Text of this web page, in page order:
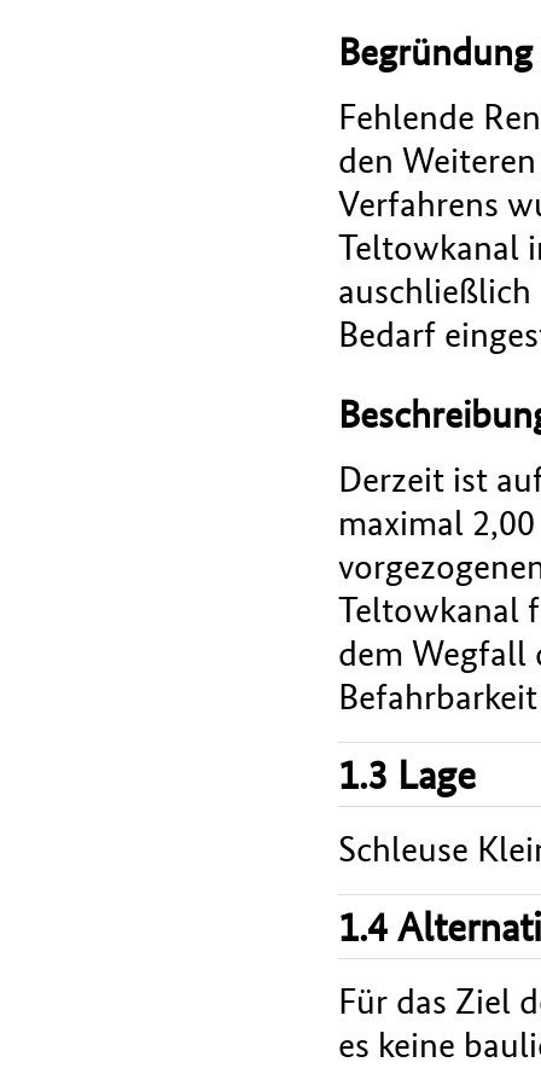
Fehlende
den
Verfahrens
Teltowkanal
Bedarf
Derzeit ist
maximal
Teltowkanal
dem Wegfall
1.3 Lage
Schleuse
1.4
Für das Ziel
es keine